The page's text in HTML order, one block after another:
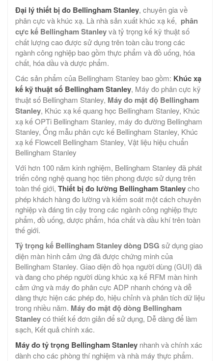
Đại lý thiết bị đo Bellingham Stanley, chuyên gia về
phân cực và khúc xạ. Là nhà sản xuất khúc xạ kế, phân
cực kế Bellingham Stanleyvà tỷ trọng kế kỹ thuật số
chất lượng cao được sử dụng trên toàn cầu trong các
ngành công nghiệp bao gồm thực phẩm và đồ uống, hóa
chất, hóa dầu và dược phẩm.
Các sản phẩm của Bellingham Stanley bao gồm: Khúc xạ
kế kỹ thuật số Bellingham Stanley, Máy đo phân cực kỹ
thuật số Bellingham Stanley, Máy đo mật độ Bellingham
Stanley, Khúc xạ kế quang học Bellingham Stanley, Khúc
xạ kế OPTi Bellingham Stanley, máy đo đường Bellingham
Stanley, Ống mẫu phân cực kế Bellingham Stanley, Khúc
xạ kế Flowcell Bellingham Stanley, Vật liệu hiệu chuẩn
Bellingham Stanley
Với hơn 100 năm kinh nghiệm, Bellingham Stanley đã phát
triển công nghệ quang học tiên phong được sử dụng trên
toàn thế giới, Thiết bị đo lường Bellingham Stanleycho
phép khách hàng đo lường và kiểm soát một cách chuyên
nghiệp và đáng tin cậy trong các ngành công nghiệp thực
phẩm, đồ uống, dược phẩm, hóa chất và dầu khí trên toàn
thế giới.
Tỷ trọng kế Bellingham Stanley dòng DSG sử dụng giao
diện màn hình cảm ứng đã được chứng minh của
Bellingham Stanley. Giao diện đồ họa người dùng (GUI) đã
và đang cho phép người dùng khúc xạ kế RFM màn hình
cảm ứng và máy đo phân cực ADP nhanh chóng và dễ
dàng thực hiện các phép đo, hiệu chỉnh và phân tích dữ liệu
trong nhiều năm. Máy đo mật độ dòng Bellingham
Stanleycó thiết kế đơn giản để sử dụng, Dễ dàng để làm
sạch, Kết quả chính xác.
Máy đo tỷ trọng Bellingham Stanley nhanh và chính xác
dành cho các phòng thí nghiệm và nhà máy thực phẩm.